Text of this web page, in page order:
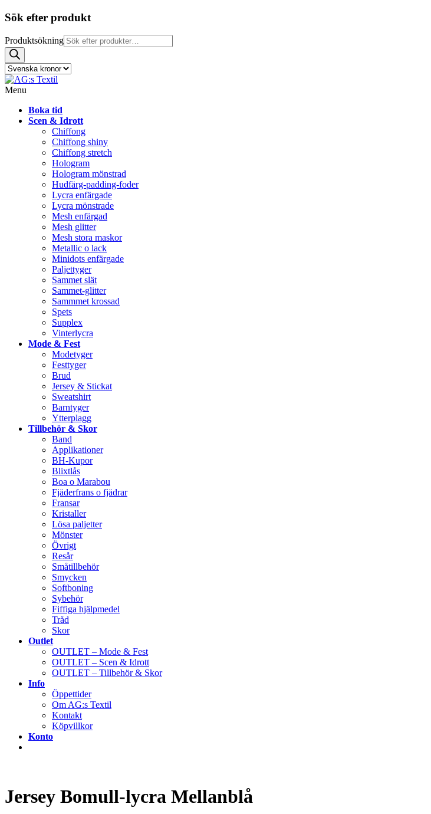
Sök efter produkt
Produktsökning
Menu
Boka tid
Scen & Idrott
Chiffong
Chiffong shiny
Chiffong stretch
Hologram
Hologram mönstrad
Hudfärg-padding-foder
Lycra enfärgade
Lycra mönstrade
Mesh enfärgad
Mesh glitter
Mesh stora maskor
Metallic o lack
Minidots enfärgade
Paljettyger
Sammet slät
Sammet-glitter
Sammmet krossad
Spets
Supplex
Vinterlycra
Mode & Fest
Modetyger
Festtyger
Brud
Jersey & Stickat
Sweatshirt
Barntyger
Ytterplagg
Tillbehör & Skor
Band
Applikationer
BH-Kupor
Blixtlås
Boa o Marabou
Fjäderfrans o fjädrar
Fransar
Kristaller
Lösa paljetter
Mönster
Övrigt
Resår
Småtillbehör
Smycken
Softboning
Sybehör
Fiffiga hjälpmedel
Tråd
Skor
Outlet
OUTLET – Mode & Fest
OUTLET – Scen & Idrott
OUTLET – Tillbehör & Skor
Info
Öppettider
Om AG:s Textil
Kontakt
Köpvillkor
Konto
Jersey Bomull-lycra Mellanblå